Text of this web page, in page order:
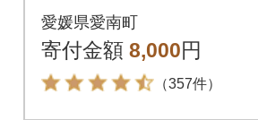
割程度増量 愛南町 青
果市場 なくなり次第
終了
愛媛県愛南町
寄付金額 8,000円
（357件）